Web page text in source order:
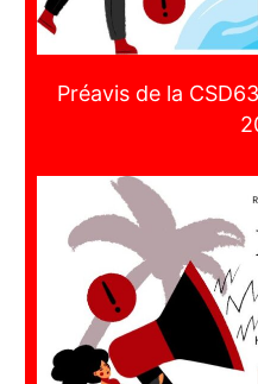
Préavis de la